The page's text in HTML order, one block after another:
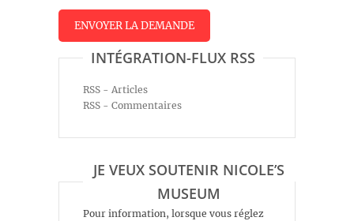
INTÉGRATION-FLUX RSS
RSS - Articles
RSS - Commentaires
JE VEUX SOUTENIR NICOLE’S
MUSEUM
Pour information, lorsque vous réglez